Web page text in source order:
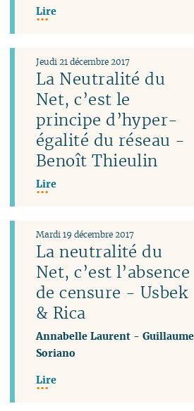
Lire
La Neutralité du
Net, c’est le
principe d’hyper-
égalité du réseau -
Benoît Thieulin
Jeudi 21 décembre 2017
Lire
La neutralité du
Net, c’est l’absence
de censure - Usbek
& Rica
Mardi 19 décembre 2017
Annabelle Laurent -
Soriano
Lire